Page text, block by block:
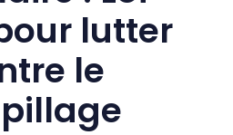
lutter
le